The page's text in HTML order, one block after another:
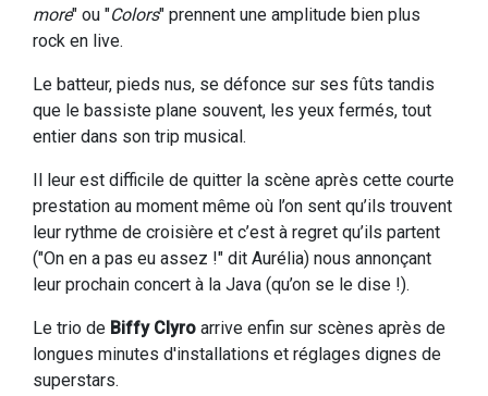
more" ou "Colors" prennent une amplitude bien plus
rock en live.
Le batteur, pieds nus, se défonce sur ses fûts tandis
que le bassiste plane souvent, les yeux fermés, tout
entier dans son trip musical.
Il leur est difficile de quitter la scène après cette courte
prestation au moment même où l’on sent qu’ils trouvent
leur rythme de croisière et c’est à regret qu’ils partent
("On en a pas eu assez !" dit Aurélia) nous annonçant
leur prochain concert à la Java (qu’on se le dise !).
Le trio de Biffy Clyro arrive enfin sur scènes après de
longues minutes d'installations et réglages dignes de
superstars.